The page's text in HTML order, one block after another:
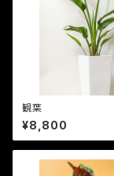
観葉
¥8,800